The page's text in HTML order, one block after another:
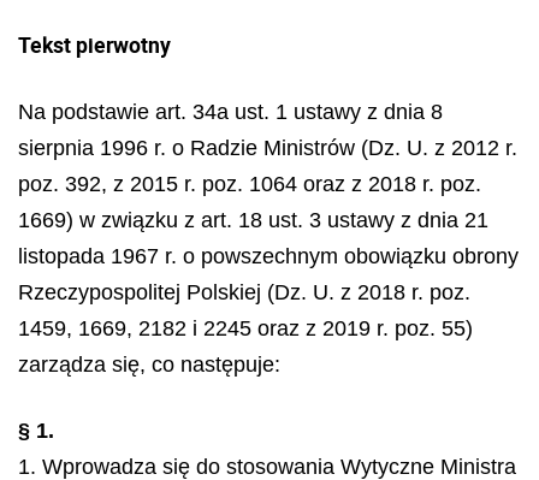
Tekst pierwotny
Na podstawie art. 34a ust. 1 ustawy z dnia 8
sierpnia 1996 r. o Radzie Ministrów (Dz. U. z 2012 r.
poz. 392, z 2015 r. poz. 1064 oraz z 2018 r. poz.
1669) w związku z art. 18 ust. 3 ustawy z dnia 21
listopada 1967 r. o powszechnym obowiązku obrony
Rzeczypospolitej Polskiej (Dz. U. z 2018 r. poz.
1459, 1669, 2182 i 2245 oraz z 2019 r. poz. 55)
zarządza się, co następuje:
§ 1.
1. Wprowadza się do stosowania Wytyczne Ministra